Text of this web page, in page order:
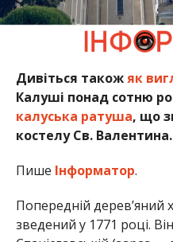
Дивіться такожяк
Калуші понад сотню
калуська ратуша, що
костелу Св. Валентина.
Пише Інформатор.
Попередній дерев’яний
зведений у 1771 році.